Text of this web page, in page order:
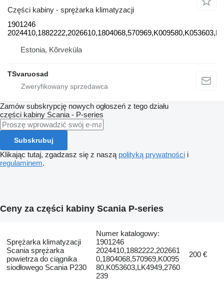
Części kabiny - sprężarka klimatyzacji
1901246
Estonia, Kõrveküla
TSvaruosad
Zamów subskrypcję nowych ogłoszeń z tego działu
części kabiny Scania - P-series
Subskrubuj
Klikając tutaj, zgadzasz się z naszą polityką prywatności i
regulaminem.
Ceny za części kabiny Scania P-series
Sprężarka klimatyzacji
Scania sprężarka
powietrza do ciągnika
siodłowego Scania P230
Numer katalogowy:
1901246
2024410,1882222,202661
0,1804068,570969,K0095
80,K053603,LK4949,2760
239
200 €